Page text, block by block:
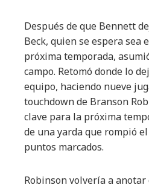
Después de que Bennett
Beck, quien se espera sea
próxima temporada,
campo. Retomó donde lo
equipo, haciendo nueve
touchdown de Branson
clave para la próxima
de una yarda que rompió
puntos marcados.
Robinson volvería a anotar